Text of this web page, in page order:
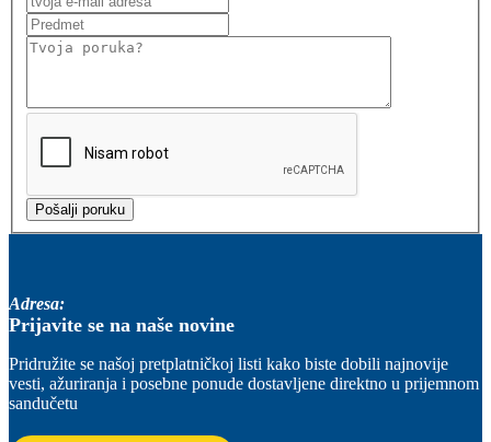
Adresa:
Prijavite se na naše novine
Pridružite se našoj pretplatničkoj listi kako biste dobili najnovije
vesti, ažuriranja i posebne ponude dostavljene direktno u prijemnom
sandučetu